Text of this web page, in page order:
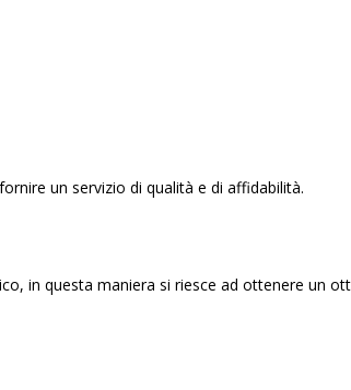
un servizio di qualità e di affidabilità.
in questa maniera si riesce ad ottenere un